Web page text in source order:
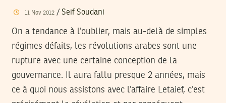
11 Nov 2012/ Seif Soudani
On a tendance à l’oublier, mais au-delà de simples
régimes défaits, les révolutions arabes sont une
rupture avec une certaine conception de la
gouvernance. Il aura fallu presque 2 années, mais
ce à quoi nous assistons avec l’affaire Letaief, c’est